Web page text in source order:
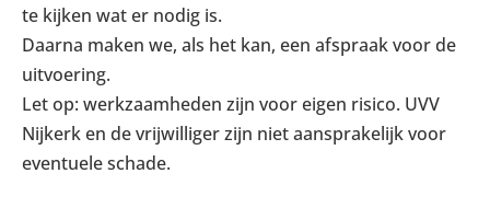
te kijken wat er nodig is.
Daarna maken we, als het kan, een afspraak voor de
uitvoering.
Let op: werkzaamheden zijn voor eigen risico. UVV
Nijkerk en de vrijwilliger zijn niet aansprakelijk voor
eventuele schade.